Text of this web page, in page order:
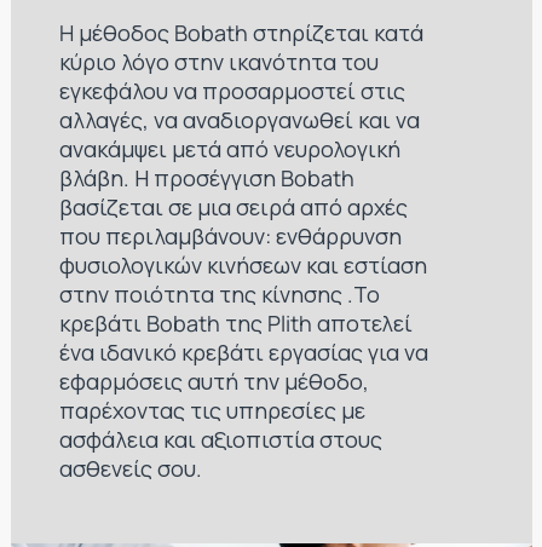
H μέθοδος Bobath στηρίζεται κατά
κύριο λόγο στην ικανότητα του
εγκεφάλου να προσαρμοστεί στις
αλλαγές, να αναδιοργανωθεί και να
ανακάμψει μετά από νευρολογική
βλάβη. Η προσέγγιση Bobath
βασίζεται σε μια σειρά από αρχές
που περιλαμβάνουν: ενθάρρυνση
φυσιολογικών κινήσεων και εστίαση
στην ποιότητα της κίνησης .Το
κρεβάτι Bobath της Plith αποτελεί
ένα ιδανικό κρεβάτι εργασίας για να
εφαρμόσεις αυτή την μέθοδο,
παρέχοντας τις υπηρεσίες με
ασφάλεια και αξιοπιστία στους
ασθενείς σου.